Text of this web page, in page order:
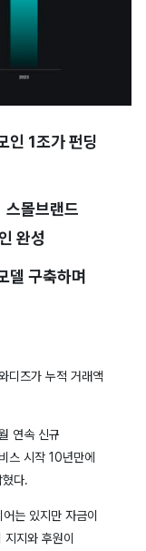
인 1조가 펀딩
몰브랜드
완성
델 구축하며
디즈가 누적 거래액
연속 신규
스 시작 10년만에
다.
는 있지만 자금이
지지와 후원이